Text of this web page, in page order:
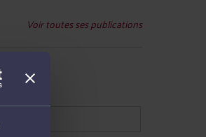
Voir toutes ses publications